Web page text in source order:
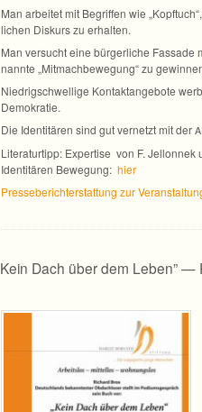
Man arbei­tet mit Begrif­fen wie
li­chen Dis­kurs zu erhalten.
Man ver­sucht eine bür­ger­li­che
nannte „Mit­mach­be­we­gung“ zu
Nied­rig­schwel­lige Kon­takt­an­ge­bote
Demokratie.
Die Iden­ti­tä­ren sind gut ver­netzt mit der
Lite­ra­tur­tipp: Exper­tise von F.
Iden­ti­tä­ren Bewe­gung: hier
Pres­se­be­richt­er­stat­tung zur
Kein Dach über dem Leben” —